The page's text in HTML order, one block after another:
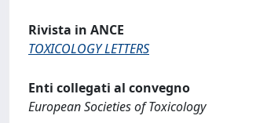
Rivista in ANCE
TOXICOLOGY LETTERS
Enti collegati al convegno
European Societies of Toxicology